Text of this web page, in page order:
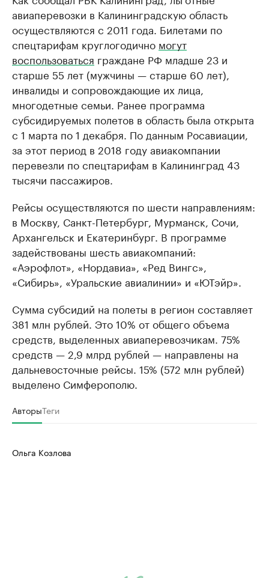
авиаперевозки в Калининградскую область
осуществляются с 2011 года. Билетами по
спецтарифам круглогодично могут
воспользоваться граждане РФ младше 23 и
старше 55 лет (мужчины — старше 60 лет),
инвалиды и сопровождающие их лица,
многодетные семьи. Ранее программа
субсидируемых полетов в область была открыта
с 1 марта по 1 декабря. По данным Росавиации,
за этот период в 2018 году авиакомпании
перевезли по спецтарифам в Калининград 43
тысячи пассажиров.
Рейсы осуществляются по шести направлениям:
в Москву, Санкт-Петербург, Мурманск, Сочи,
Архангельск и Екатеринбург. В программе
задействованы шесть авиакомпаний:
«Аэрофлот», «Нордавиа», «Ред Вингс»,
«Сибирь», «Уральские авиалинии» и «ЮТэйр».
Сумма субсидий на полеты в регион составляет
381 млн рублей. Это 10% от общего объема
средств, выделенных авиаперевозчикам. 75%
средств — 2,9 млрд рублей — направлены на
дальневосточные рейсы. 15% (572 млн рублей)
выделено Симферополю.
АвторыТеги
Ольга Козлова